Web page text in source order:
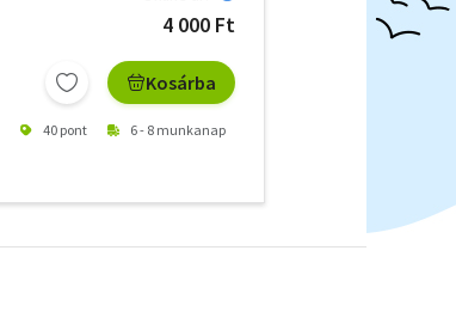
4 000 Ft
Kosárba
40 pont 6 - 8 munkanap